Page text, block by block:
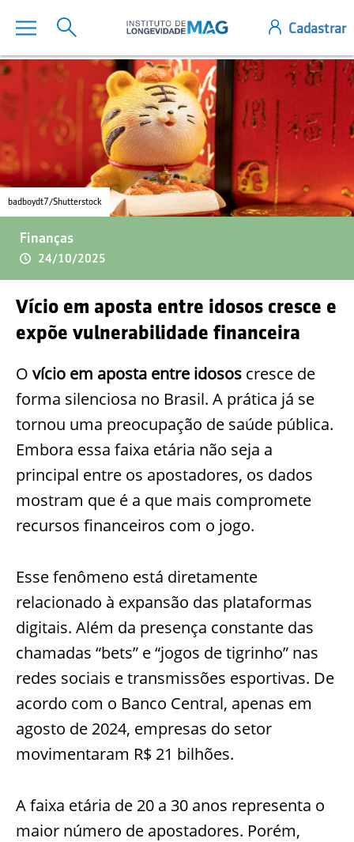
badboydt7/Shutterstock
Finanças
24/10/2025
Vício em aposta entre idosos cresce e
expõe vulnerabilidade financeira
O vício em aposta entre idosos cresce de
forma silenciosa no Brasil. A prática já se
tornou uma preocupação de saúde pública.
Embora essa faixa etária não seja a
principal entre os apostadores, os dados
mostram que é a que mais compromete
recursos financeiros com o jogo.
Esse fenômeno está diretamente
relacionado à expansão das plataformas
digitais. Além da presença constante das
chamadas “bets” e “jogos de tigrinho” nas
redes sociais e transmissões esportivas. De
acordo com o Banco Central, apenas em
agosto de 2024, empresas do setor
movimentaram R$ 21 bilhões.
A faixa etária de 20 a 30 anos representa o
maior número de apostadores. Porém,